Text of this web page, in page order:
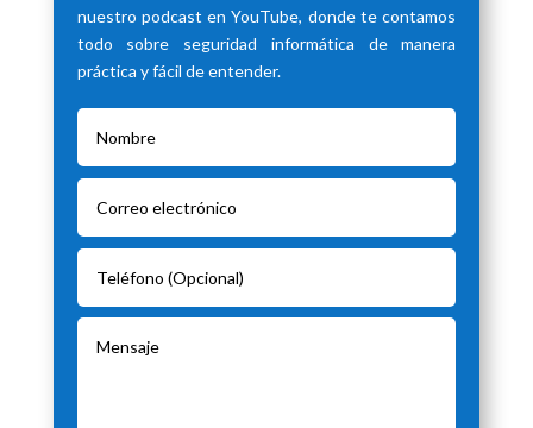
nuestro podcast en YouTube, donde te contamos
todo sobre seguridad informática de manera
práctica y fácil de entender.